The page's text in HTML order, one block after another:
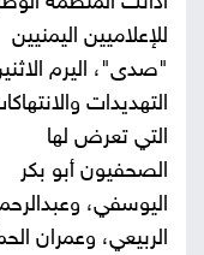
للإعلاميين اليمنيين
"صدى"، اليرم
التهديدات
التي تعرض لها
الصحفيون أبو بكر
اليوسفي،
الربيعي، وعمران